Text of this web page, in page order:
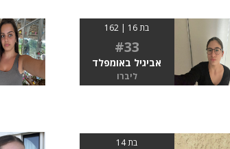
בת 16 | 162
#33
אביגיל באומפלד
ליברו
בת 14